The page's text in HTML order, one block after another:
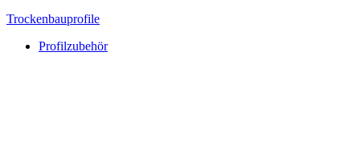
Trockenbauprofile
Profilzubehör